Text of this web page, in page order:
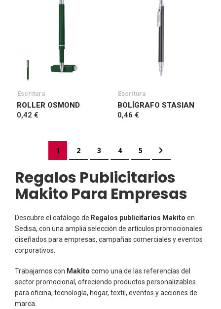
Escritura
ROLLER OSMOND
0,42 €
Escritura
BOLÍGRAFO STASIAN
0,46 €
Actualmente estás leyendo página
1 Página
2 Página
3 Página
4 Página
5 Página
Siguiente
Regalos Publicitarios
Makito Para Empresas
Descubre el catálogo de Regalos publicitarios Makito en
Sedisa, con una amplia selección de artículos promocionales
diseñados para empresas, campañas comerciales y eventos
corporativos.
Trabajamos con Makito como una de las referencias del
sector promocional, ofreciendo productos personalizables
para oficina, tecnología, hogar, textil, eventos y acciones de
marca.